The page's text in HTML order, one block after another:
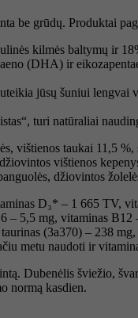
be grūdų. Produktai
kilmės baltymų ir
(DHA) ir
jūsų šuniui
turi natūraliai
vištienos taukai 11,5
vištienos
džiovintos
D₃* – 1 665 TV,
5,5 mg, vitaminas
(3a370) – 238
metu naudoti ir
Dubenėlis šviežio,
normą kasdien.